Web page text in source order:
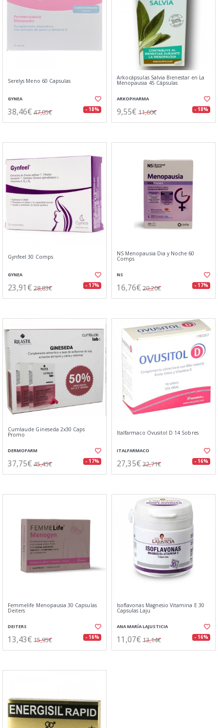
Serelys Meno 60 Capsulas
GYNEA
38,46€ 47,05€ - 18%
Arkocápsulas Salvia Bienestar en La
Menopausia 45 Cápsulas
ARKOPHARMA
9,55€ 11,60€ - 18%
Gynfeel 30 Comps
GYNEA
23,91€ 28,83€ - 17%
NS Menopausia Dia y Noche 60
Comps
NS
16,76€ 20,20€ - 17%
Cumlaude Gineseda 2x30 Caps
Promo
DERMOFARM
37,75€ 45,45€ - 17%
Italfarmaco Ovusitol D 14 Sobres
ITALFARMACO
27,35€ 32,71€ - 16%
Femmelife Menopausia 30 Capsulas
Deiters
DEITERS
13,43€ 15,95€ - 16%
Isoflavonas Magnesio Vitamina E 30
Capsulas Laju
ANA MARÍA LAJUSTICIA
11,07€ 13,14€ - 16%